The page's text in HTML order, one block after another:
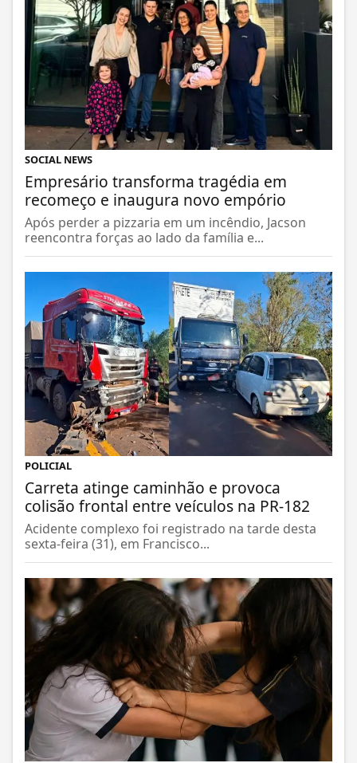
SOCIAL NEWS
Empresário transforma tragédia em
recomeço e inaugura novo empório
Após perder a pizzaria em um incêndio, Jacson
reencontra forças ao lado da família e...
POLICIAL
Carreta atinge caminhão e provoca
colisão frontal entre veículos na PR-182
Acidente complexo foi registrado na tarde desta
sexta-feira (31), em Francisco...